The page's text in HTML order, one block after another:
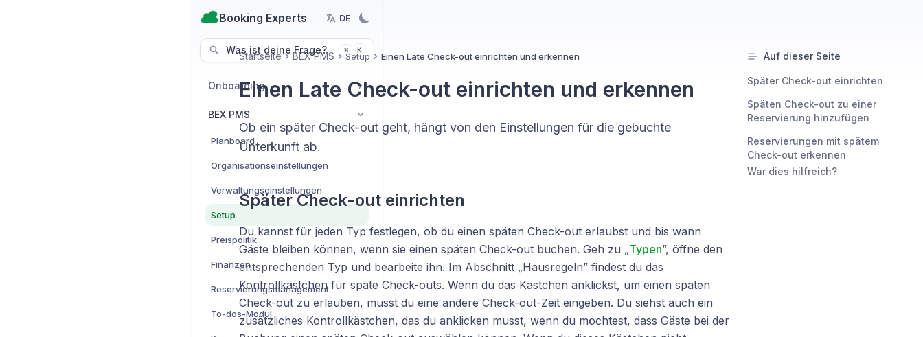
Booking Experts DE
Was ist deine Frage? ⌘ K
Onboarding
BEX PMS
Planboard
Organisationseinstellungen
Verwaltungseinstellungen
Setup
Preispolitik
Finanzen
Reservierungsmanagement
To-dos-Modul
Startseite BEX PMS Setup Einen Late Check-out einrichten und erkennen
Einen Late Check-out einrichten und erkennen
Ob ein später Check-out geht, hängt von den Einstellungen für die gebuchte
Unterkunft ab.
Später Check-out einrichten
Du kannst für jeden Typ festlegen, ob du einen späten Check-out erlaubst und bis wann
Gäste bleiben können, wenn sie einen späten Check-out buchen. Geh zu „Typen”, öffne den
entsprechenden Typ und bearbeite ihn. Im Abschnitt „Hausregeln” findest du das
Kontrollkästchen für späte Check-outs. Wenn du das Kästchen anklickst, um einen späten
Check-out zu erlauben, musst du eine andere Check-out-Zeit eingeben. Du siehst auch ein
zusätzliches Kontrollkästchen, das du anklicken musst, wenn du möchtest, dass Gäste bei der
Auf dieser Seite
Später Check-out einrichten
Späten Check-out zu einer
Reservierung hinzufügen
Reservierungen mit spätem
Check-out erkennen
War dies hilfreich?